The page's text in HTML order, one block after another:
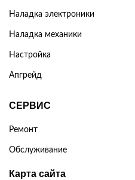
Наладка электроники
Наладка механики
Настройка
Апгрейд
СЕРВИС
Ремонт
Обслуживание
Карта сайта